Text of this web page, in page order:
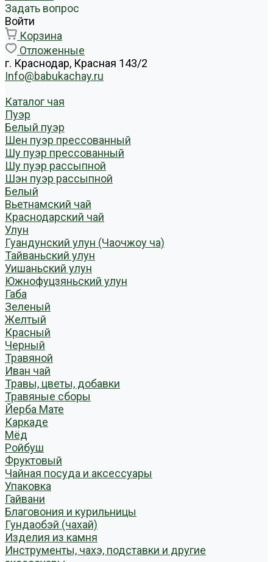
Задать вопрос
Войти
Корзина
Отложенные
г. Краснодар, Красная 143/2
Info@babukachay.ru
Каталог чая
Пуэр
Белый пуэр
Шен пуэр прессованный
Шу пуэр прессованный
Шу пуэр рассыпной
Шэн пуэр рассыпной
Белый
Вьетнамский чай
Краснодарский чай
Улун
Гуандунский улун (Чаочжоу ча)
Тайваньский улун
Уишаньский улун
Южнофуцзяньский улун
Габа
Зеленый
Желтый
Красный
Черный
Травяной
Иван чай
Травы, цветы, добавки
Травяные сборы
Йерба Мате
Каркаде
Мёд
Ройбуш
Фруктовый
Чайная посуда и аксессуары
Упаковка
Гайвани
Благовония и курильницы
Гундаобэй (чахай)
Изделия из камня
Инструменты, чахэ, подставки и другие